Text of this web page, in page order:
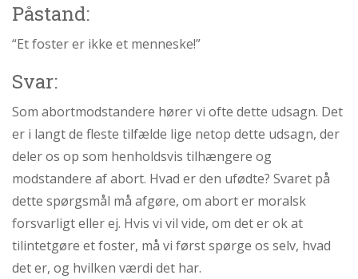
Påstand:
“Et foster er ikke et menneske!”
Svar:
Som abortmodstandere hører vi ofte dette udsagn. Det
er i langt de fleste tilfælde lige netop dette udsagn, der
deler os op som henholdsvis tilhængere og
modstandere af abort. Hvad er den ufødte? Svaret på
dette spørgsmål må afgøre, om abort er moralsk
forsvarligt eller ej. Hvis vi vil vide, om det er ok at
tilintetgøre et foster, må vi først spørge os selv, hvad
det er, og hvilken værdi det har.